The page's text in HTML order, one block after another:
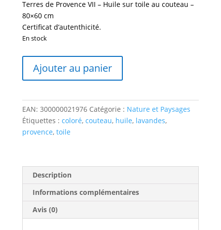
Terres de Provence VII – Huile sur toile au couteau –
80×60 cm
Certificat d’autenthicité.
En stock
Terres
Provence
VII
-
80x60
Ajouter au panier
EAN: 300000021976 Catégorie : Nature et Paysages
Étiquettes : coloré, couteau, huile, lavandes,
provence, toile
Description
Informations complémentaires
Avis (0)